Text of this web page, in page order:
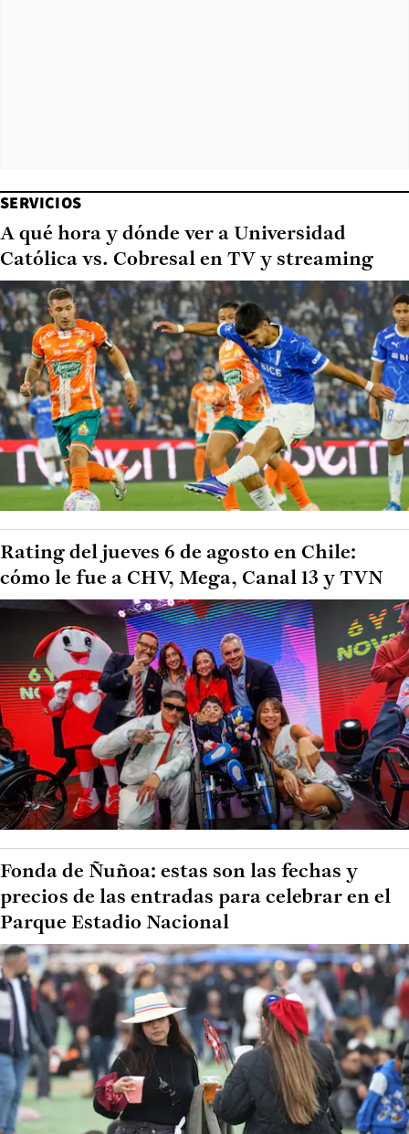
SERVICIOS
A qué hora y dónde ver a Universidad
Católica vs. Cobresal en TV y streaming
Rating del jueves 6 de agosto en Chile:
cómo le fue a CHV, Mega, Canal 13 y TVN
Fonda de Ñuñoa: estas son las fechas y
precios de las entradas para celebrar en el
Parque Estadio Nacional